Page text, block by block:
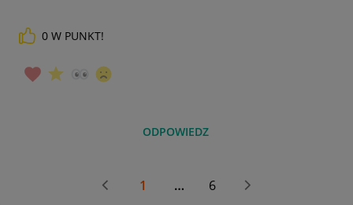
0 W PUNKT!
ODPOWIEDZ
1 … 6